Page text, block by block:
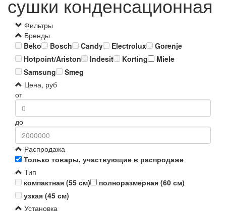
сушки конденсационная
Фильтры
Бренды
Beko
Bosch Candy Electrolux
Gorenje
Hotpoint/Ariston
Indesit Korting
Miele
Samsung
Smeg
Цена, руб
от
до
Распродажа
Только товары, участвующие в распродаже
Тип
компактная (55 см)
полноразмерная (60 см)
узкая (45 см)
Установка